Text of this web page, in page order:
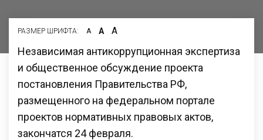
РАЗМЕР ШРИФТА: А А А
Независимая антикоррупционная экспертиза
и общественное обсуждение проекта
постановления Правительства РФ,
размещенного на федеральном портале
проектов нормативных правовых актов,
закончатся 24 февраля.